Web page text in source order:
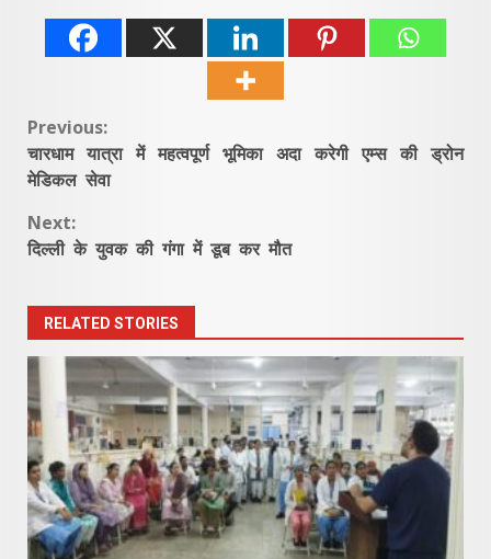
Continue
Reading
Previous:
चारधाम यात्रा में महत्वपूर्ण भूमिका अदा करेगी एम्स की ड्रोन
मेडिकल सेवा
Next:
दिल्ली के युवक की गंगा में डूब कर मौत
RELATED STORIES